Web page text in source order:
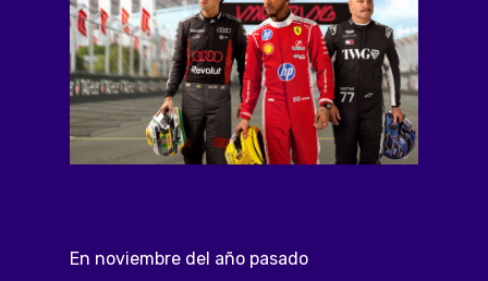
En noviembre del año pasado